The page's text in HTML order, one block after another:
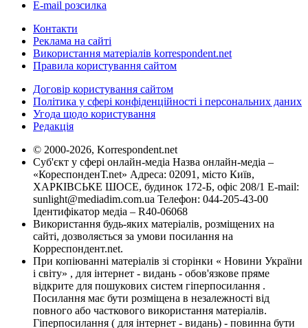
E-mail розсилка
Контакти
Реклама на сайті
Використання матеріалів korrespondent.net
Правила користування сайтом
Договір користування сайтом
Політика у сфері конфіденційності і персональних даних
Угода щодо користування
Редакція
© 2000-2026, Korrespondent.net
Суб'єкт у сфері онлайн-медіа Назва онлайн-медіа –
«КореспонденТ.net» Адреса: 02091, місто Київ,
ХАРКІВСЬКЕ ШОСЕ, будинок 172-Б, офіс 208/1 E-mail:
sunlight@mediadim.com.ua Телефон: 044-205-43-00
Ідентифікатор медіа – R40-06068
Використання будь-яких матеріалів, розміщених на
сайті, дозволяється за умови посилання на
Корреспондент.net.
При копіюванні матеріалів зі сторінки « Новини України
і світу» , для інтернет - видань - обов'язкове пряме
відкрите для пошукових систем гіперпосилання .
Посилання має бути розміщена в незалежності від
повного або часткового використання матеріалів.
Гіперпосилання ( для інтернет - видань) - повинна бути